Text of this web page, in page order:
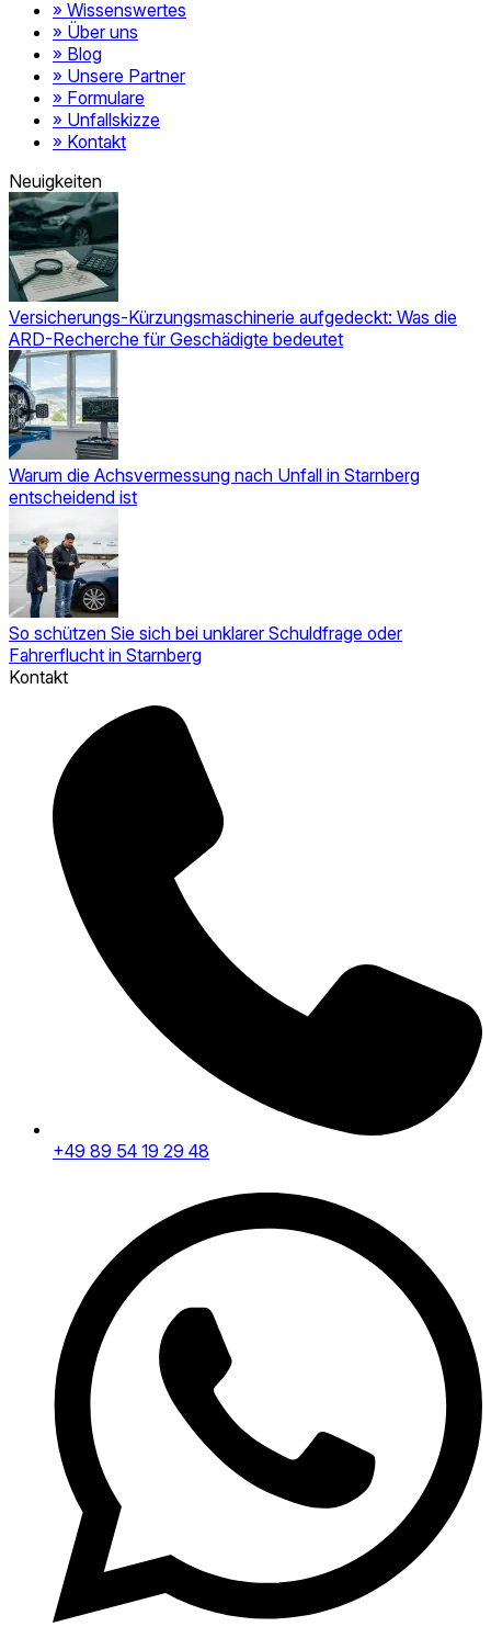
» Wissenswertes
» Über uns
» Blog
» Unsere Partner
» Formulare
» Unfallskizze
» Kontakt
Neuigkeiten
Versicherungs-Kürzungsmaschinerie aufgedeckt: Was die
ARD-Recherche für Geschädigte bedeutet
Warum die Achsvermessung nach Unfall in Starnberg
entscheidend ist
So schützen Sie sich bei unklarer Schuldfrage oder
Fahrerflucht in Starnberg
Kontakt
+49 89 54 19 29 48